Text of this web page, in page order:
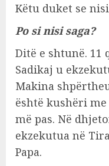
Këtu duket se
Po si nisi saga?
Ditë e shtunë. 11
Sadikaj u
Makina
është kushëri
më pas. Në
ekzekutua në
Papa.